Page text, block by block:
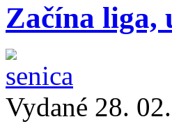
Začína liga,
Vydané 28.